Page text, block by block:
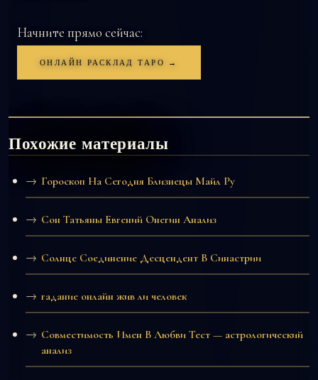
Начните прямо сейчас:
ОНЛАЙН РАСКЛАД ТАРО →
Похожие материалы
Гороскоп На Сегодня Близнецы Майл Ру
Сон Татьяны Евгений Онегин Анализ
Солнце Соединение Десцендент В Синастрии
гадание онлайн жив ли человек
Совместимость Имен В Любви Тест — астрологический
анализ